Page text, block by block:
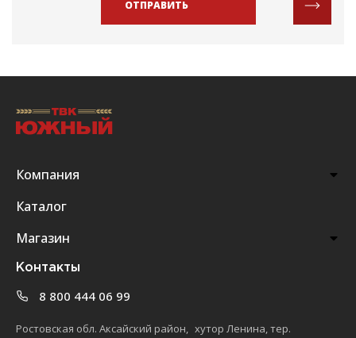
ОТПРАВИТЬ
Компания
Каталог
Магазин
Контакты
8 800 444 06 99
Ростовская обл. Аксайский район, хутор Ленина, тер.